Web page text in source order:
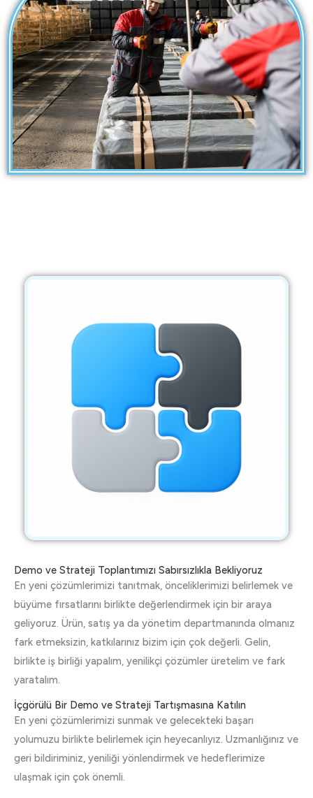
Demo ve Strateji Toplantımızı Sabırsızlıkla Bekliyoruz
En yeni çözümlerimizi tanıtmak, önceliklerimizi belirlemek ve
büyüme fırsatlarını birlikte değerlendirmek için bir araya
geliyoruz. Ürün, satış ya da yönetim departmanında olmanız
fark etmeksizin, katkılarınız bizim için çok değerli. Gelin,
birlikte iş birliği yapalım, yenilikçi çözümler üretelim ve fark
yaratalım.
İçgörülü Bir Demo ve Strateji Tartışmasına Katılın
En yeni çözümlerimizi sunmak ve gelecekteki başarı
yolumuzu birlikte belirlemek için heyecanlıyız. Uzmanlığınız ve
geri bildiriminiz, yeniliği yönlendirmek ve hedeflerimize
ulaşmak için çok önemli.